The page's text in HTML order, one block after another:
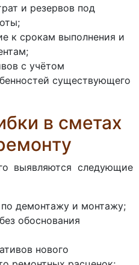
и резервов под
к срокам выполнения и
с учётом
существующего
в сметах
выявляются следующие
демонтажу и монтажу;
обоснования
нового